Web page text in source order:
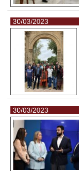
30/03/2023
30/03/2023